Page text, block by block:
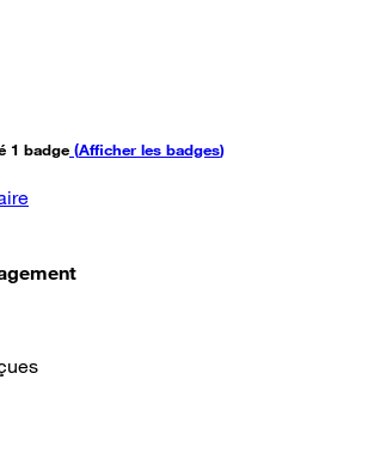
1 badge (Afficher les badges)